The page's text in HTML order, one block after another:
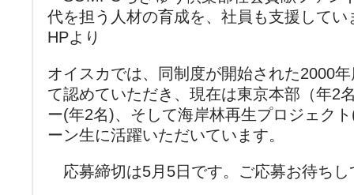
代を担う人材の育成を、社員も支援して
HPより
オイスカでは、同制度が開始された2000
て認めていただき、現在は東京本部（年2
ー(年2名)、そして海岸林再生プロジェク
ーン生に活躍いただいています。
応募締切は5月5日です。ご応募お待ちし